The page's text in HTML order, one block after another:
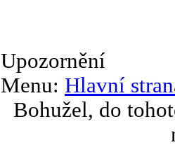
Upozornění
Menu: Hlavní
Bohužel, do